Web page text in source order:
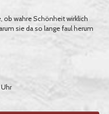
ob wahre Schönheit wirklich
sie da so lange faul herum